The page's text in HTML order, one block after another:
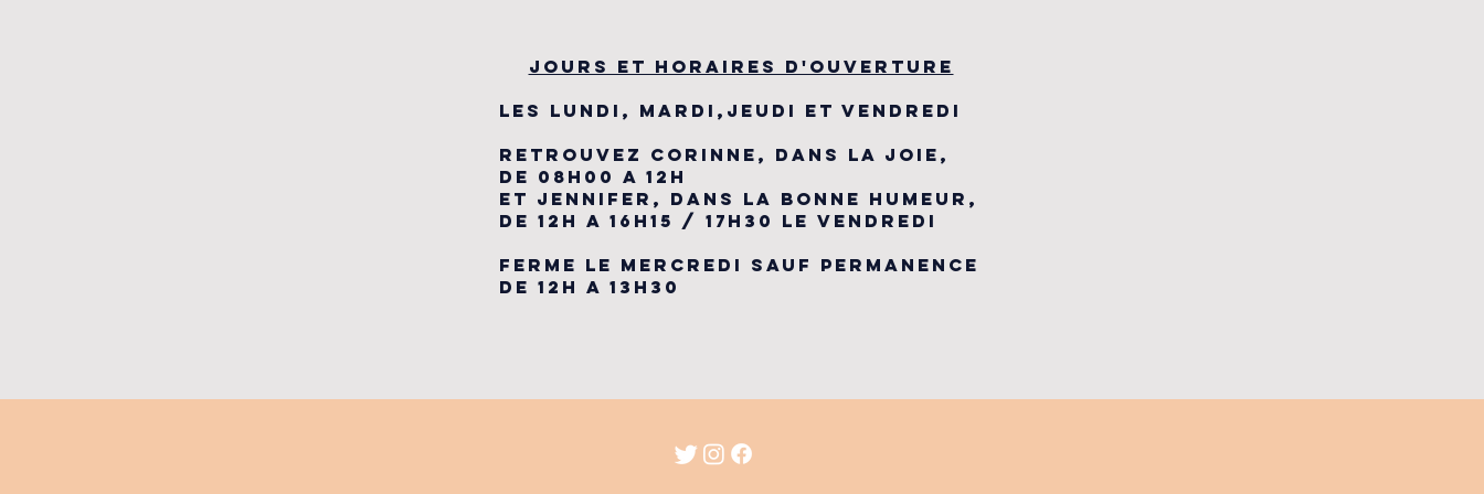
JOURS ET HORAIRES D'OUVERTURE
LES LUNDI, MARDI,JEUDI ET VENDREDI
RETROUVEZ CORINNE, DANS LA JOIE,
DE 08H00 A 12H
ET JENNIFER, DANS LA BONNE HUMEUR,
DE 12H A 16H15 / 17H30 LE VENDREDI
FERME LE MERCREDI SAUF PERMANENCE
DE 12H A 13H30